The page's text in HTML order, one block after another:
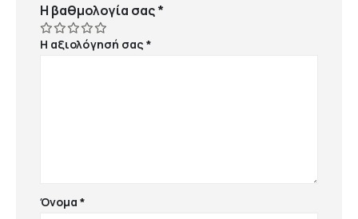
Η βαθμολογία σας*
Η αξιολόγησή σας*
Όνομα*